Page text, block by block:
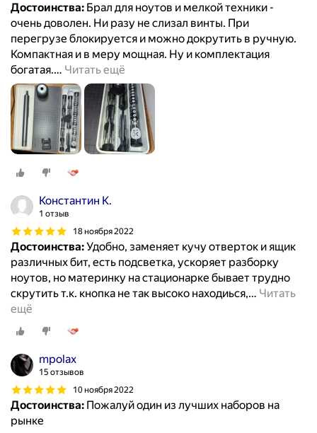
Достоинства: Брал для ноутов и мелкой техники -
очень доволен. Ни разу не слизал винты. При
перегрузе блокируется и можно докрутить в ручную.
Компактная и в меру мощная. Ну и комплектация
богатая.… Читать ещё
Константин К.
1 отзыв
18 ноября 2022
Достоинства:Удобно, заменяет кучу отверток и ящик
различных бит, есть подсветка, ускоряет разборку
ноутов, но материнку на стационарке бывает трудно
скрутить т.к. кнопка не так высоко находиься,… Читать
ещё
mpolax
15 отзывов
10 ноября 2022
Достоинства: Пожалуй один из лучших наборов на
рынке